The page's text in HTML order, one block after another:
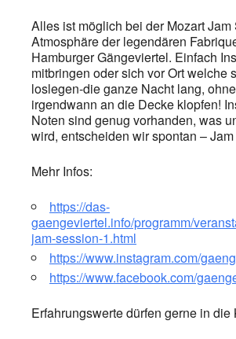
Alles ist möglich bei der Mozart
Atmosphäre der legendären
Hamburger Gängeviertel. Einfach
mitbringen oder sich vor Ort welche
loslegen-die ganze Nacht lang,
irgendwann an die Decke klopfen!
Noten sind genug vorhanden, was
wird, entscheiden wir spontan –
Mehr Infos:
https://das-
gaengeviertel.info/programm/
jam-session-1.html
https://www.instagram.com/
https://www.facebook.com/
Erfahrungswerte dürfen gerne in die